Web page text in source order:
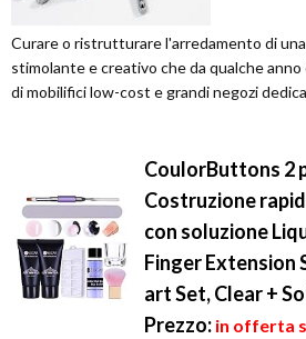
Curare o ristrutturare l'arredamento di una
stimolante e creativo che da qualche
di mobilifici low-cost e grandi negozi
CoulorButtons 2
Costruzione
con soluzione
Finger Extension
art Set, Clear +
Prezzo: in offerta